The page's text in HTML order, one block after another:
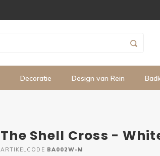
Decoratie Design van Rein
The Shell Cross -
ARTIKELCODE BA002W-M